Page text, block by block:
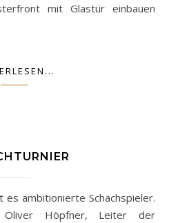
mit Glastür einbauen
Höpfner, Leiter der